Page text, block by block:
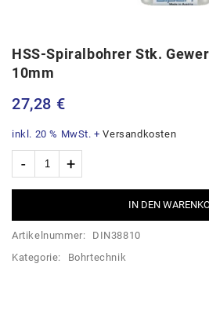
HSS-Spiralbohrer Stk.
10mm
27,28 €
inkl. 20 % MwSt. +Versandkosten
IN DEN
Artikelnummer:
DIN38810
Kategorie:
Bohrtechnik